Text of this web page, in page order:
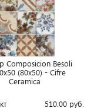
Composicion Besoli
(80x50) - Cifre
Ceramica
510.00 руб.